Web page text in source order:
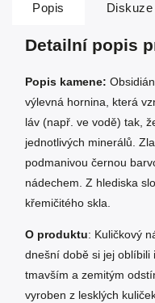
Popis Diskuze
Detailní popis
Popis kamene:
výlevná hornina, která
láv (např. ve vodě) tak,
jednotlivých minerálů.
podmanivou černou
nádechem. Z hlediska
křemičitého skla.
O produktu: Kuličkový
dnešní době si jej oblíbili
tmavším a zemitým
vyroben z lesklých